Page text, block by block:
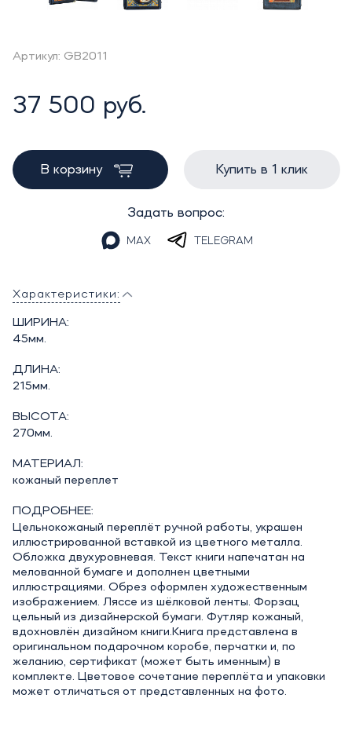
Артикул: GB2011
37 500 руб.
В корзину Купить в 1 клик
Задать вопрос:
MAX TELEGRAM
Характеристики:
ШИРИНА:
45мм.
ДЛИНА:
215мм.
ВЫСОТА:
270мм.
МАТЕРИАЛ:
кожаный переплет
ПОДРОБНЕЕ:
Цельнокожаный переплёт ручной работы, украшен
иллюстрированной вставкой из цветного металла.
Обложка двухуровневая. Текст книги напечатан на
мелованной бумаге и дополнен цветными
иллюстрациями. Обрез оформлен художественным
изображением. Ляссе из шёлковой ленты. Форзац
цельный из дизайнерской бумаги. Футляр кожаный,
вдохновлён дизайном книги.Книга представлена в
оригинальном подарочном коробе, перчатки и, по
желанию, сертификат (может быть именным) в
комплекте. Цветовое сочетание переплёта и упаковки
может отличаться от представленных на фото.